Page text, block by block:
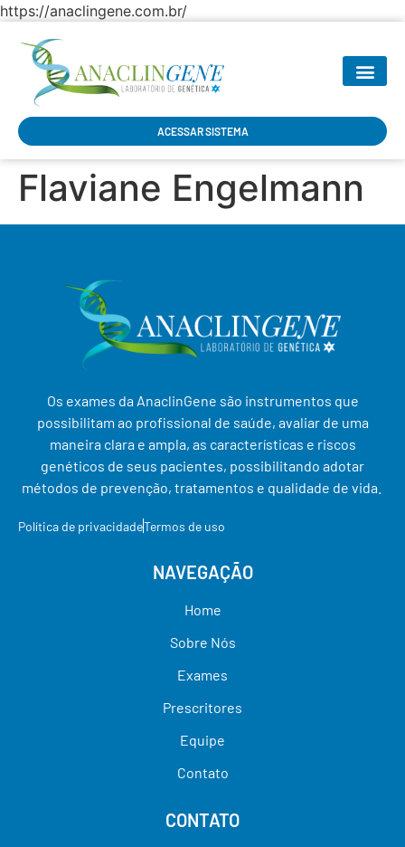
https://anaclingene.com.br/
ACESSAR SISTEMA
Flaviane Engelmann
Os exames da AnaclinGene são instrumentos que
possibilitam ao profissional de saúde, avaliar de uma
maneira clara e ampla, as características e riscos
genéticos de seus pacientes, possibilitando adotar
métodos de prevenção, tratamentos e qualidade de vida.
Política de privacidadeTermos de uso
NAVEGAÇÃO
Home
Sobre Nós
Exames
Prescritores
Equipe
Contato
CONTATO